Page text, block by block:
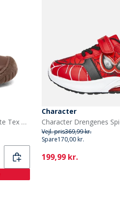
Bisgaard Børn Helton Vandtætte Tex Støvler Dark Brown
Character
Vejl. pris369,99 kr.
Spare170,00 kr.
Current
199,99 kr.